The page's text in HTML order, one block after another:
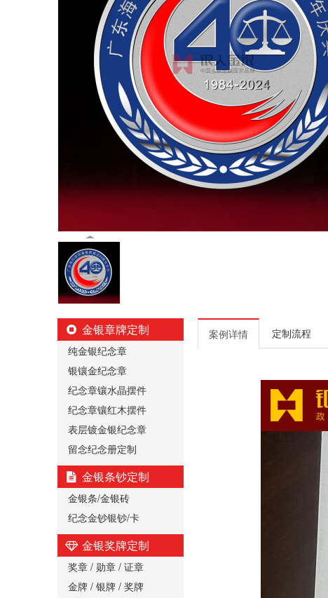
金银章牌定制
纯金银纪念章
银镶金纪念章
纪念章镶水晶摆件
纪念章镶红木摆件
表层镀金银纪念章
留念纪念册定制
金银条钞定制
金银条/金银砖
纪念金钞银钞/卡
金银奖牌定制
奖章 / 勋章 / 证章
金牌 / 银牌 / 奖牌
案例详情 定制流程